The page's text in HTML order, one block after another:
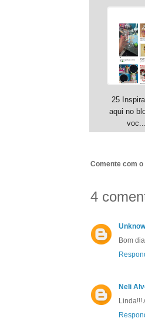
25
aqui no
voc...
Comente com o
4
Bom
Neli
Linda!!!